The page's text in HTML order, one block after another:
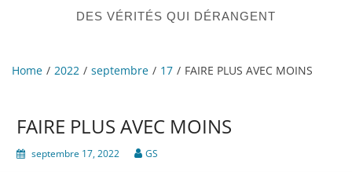
DES VÉRITÉS QUI DÉRANGENT
Home 2022 septembre 17 FAIRE PLUS AVEC MOINS
FAIRE PLUS AVEC MOINS
septembre 17, 2022 GS